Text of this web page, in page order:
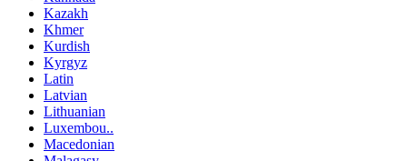
Kazakh
Khmer
Kurdish
Kyrgyz
Latin
Latvian
Lithuanian
Luxembou..
Macedonian